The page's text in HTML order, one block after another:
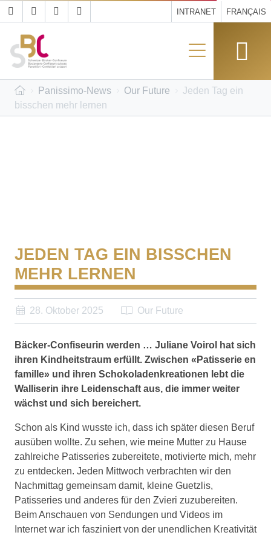
INTRANET FRANÇAIS
Panissimo-News Our Future
Jeden Tag ein
bisschen mehr lernen
JEDEN TAG EIN BISSCHEN
MEHR LERNEN
28. Oktober 2025 Our Future
Bäcker-Confiseurin werden … Juliane Voirol hat sich
ihren Kindheitstraum erfüllt. Zwischen «Patisserie en
famille» und ihren Schokoladenkreationen lebt die
Walliserin ihre Leidenschaft aus, die immer weiter
wächst und sich bereichert.
Schon als Kind wusste ich, dass ich später diesen Beruf
ausüben wollte. Zu sehen, wie meine Mutter zu Hause
zahlreiche Patisseries zubereitete, motivierte mich, mehr
zu entdecken. Jeden Mittwoch verbrachten wir den
Nachmittag gemeinsam damit, kleine Guetzlis,
Patisseries und anderes für den Zvieri zuzubereiten.
Beim Anschauen von Sendungen und Videos im
Internet war ich fasziniert von der unendlichen Kreativität